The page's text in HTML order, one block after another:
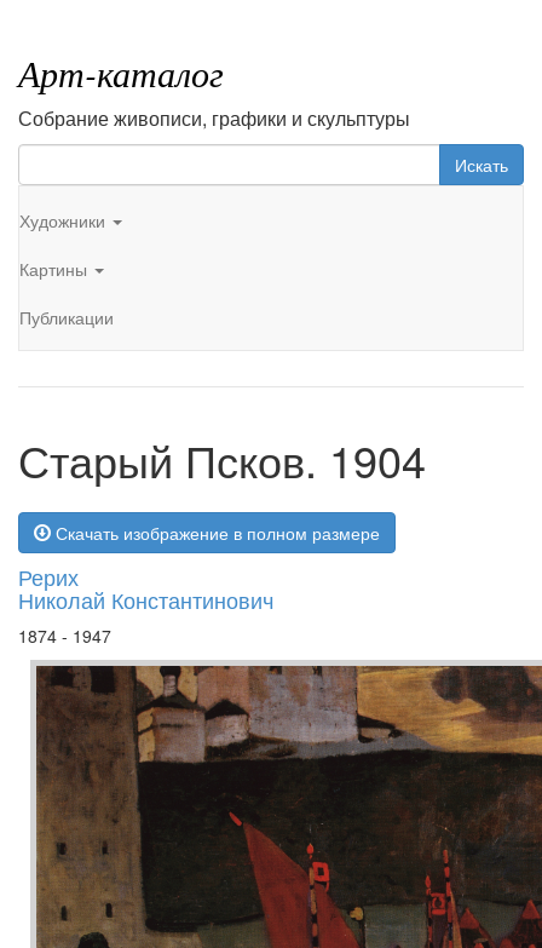
Арт-каталог
Собрание живописи, графики и скульптуры
Искать
Художники
Картины
Публикации
Старый Псков. 1904
Скачать изображение в полном размере
Рерих
Николай Константинович
1874 - 1947